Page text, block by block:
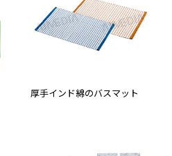
厚手インド綿のバスマット